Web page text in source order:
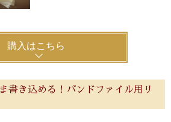
購入はこちら
書き込める！バンドファイル用リ